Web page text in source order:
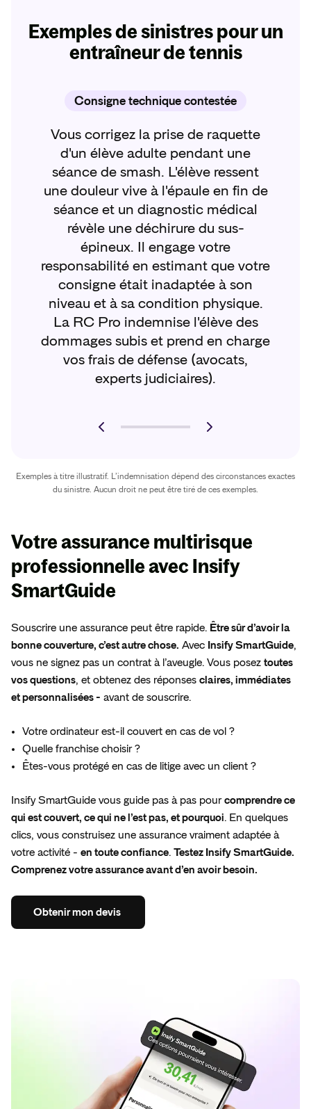
Exemples de sinistres pour un
entraîneur de tennis
Consigne technique contestée
Vous corrigez la prise de raquette
d'un élève adulte pendant une
séance de smash. L'élève ressent
une douleur vive à l'épaule en fin de
séance et un diagnostic médical
révèle une déchirure du sus-
épineux. Il engage votre
responsabilité en estimant que votre
consigne était inadaptée à son
niveau et à sa condition physique.
La RC Pro indemnise l'élève des
dommages subis et prend en charge
vos frais de défense (avocats,
experts judiciaires).
Exemples à titre illustratif. L’indemnisation dépend des circonstances exactes
du sinistre. Aucun droit ne peut être tiré de ces exemples.
Votre assurance multirisque
professionnelle avecInsify
SmartGuide
Souscrire une assurance peut être rapide. Être sûr d’avoir la
bonne couverture, c’est autre chose. Avec Insify SmartGuide,
vous ne signez pas un contrat à l’aveugle. Vous posez toutes
vos questions, et obtenez des réponses claires, immédiates
et personnalisées - avant de souscrire.
Votre ordinateur est-il couvert en cas de vol ?
Quelle franchise choisir ?
Êtes-vous protégé en cas de litige avec un client ?
Insify SmartGuide vous guide pas à pas pourcomprendre ce
qui est couvert, ce qui ne l’est pas, et pourquoi. En quelques
clics, vous construisez une assurance vraiment adaptée à
votre activité - en toute confiance. Testez Insify SmartGuide.
Comprenez votre assurance avant d’en avoir besoin.
Obtenirmon devis